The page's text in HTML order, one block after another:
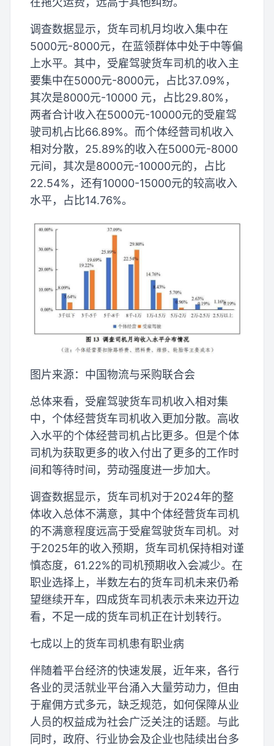
调查数据显示，货车司机月均收入集中在
5000元-8000元，在蓝领群体中处于中等偏
上水平。其中，受雇驾驶货车司机的收入主
要集中在5000元-8000元，占比37.09%，
其次是8000元-10000 元，占比29.80%，
两者合计收入在5000元-10000元的受雇驾
驶司机占比66.89%。而个体经营司机收入
相对分散，25.89%的收入在5000元-8000
元间，其次是8000元-10000元的，占比
22.54%，还有10000-15000元的较高收入
水平，占比14.76%。
图片来源：中国物流与采购联合会
总体来看，受雇驾驶货车司机收入相对集
中，个体经营货车司机收入更加分散。高收
入水平的个体经营司机占比更多。但是个体
司机为获取更多的收入付出了更多的工作时
间和等待时间，劳动强度进一步加大。
调查数据显示，货车司机对于2024年的整
体收入总体不满意，其中个体经营货车司机
的不满意程度远高于受雇驾驶货车司机。对
于2025年的收入预期，货车司机保持相对谨
慎态度，61.22%的司机预期收入会减少。在
职业选择上，半数左右的货车司机未来仍希
望继续开车，四成货车司机表示未来边开边
看，不足一成的货车司机正在计划转行。
七成以上的货车司机患有职业病
伴随着平台经济的快速发展，近年来，各行
各业的灵活就业平台涌入大量劳动力，但由
于雇佣方式多元，缺乏规范，如何保障从业
人员的权益成为社会广泛关注的话题。与此
同时，政府、行业协会及企业也陆续出台多